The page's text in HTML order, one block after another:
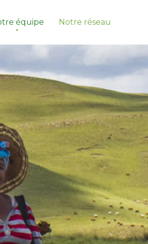
équipe Notre réseau